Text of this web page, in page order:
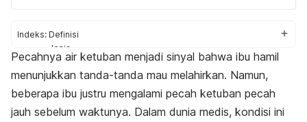
Indeks: Definisi
Jenis
Tanda dan gejala
Penyebab
Komplikasi
Diagnosis
Cara mengatasi
Pecahnya air ketuban menjadi sinyal bahwa ibu hamil
menunjukkan tanda-tanda mau melahirkan. Namun,
beberapa ibu justru mengalami pecah ketuban pecah
jauh sebelum waktunya. Dalam dunia medis, kondisi ini